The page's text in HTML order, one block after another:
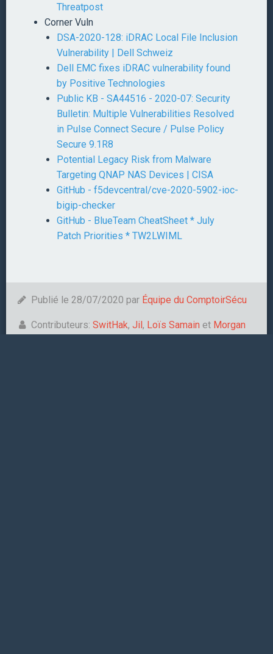
Threatpost
Corner Vuln
DSA-2020-128: iDRAC Local File Inclusion
Vulnerability | Dell Schweiz
Dell EMC fixes iDRAC vulnerability found
by Positive Technologies
Public KB - SA44516 - 2020-07: Security
Bulletin: Multiple Vulnerabilities Resolved
in Pulse Connect Secure / Pulse Policy
Secure 9.1R8
Potential Legacy Risk from Malware
Targeting QNAP NAS Devices | CISA
GitHub - f5devcentral/cve-2020-5902-ioc-
bigip-checker
GitHub - BlueTeam CheatSheet * July
Patch Priorities * TW2LWIML
Publié le 28/07/2020 par Équipe du ComptoirSécu
Contributeurs: SwitHak, Jil, Loïs Samain et Morgan